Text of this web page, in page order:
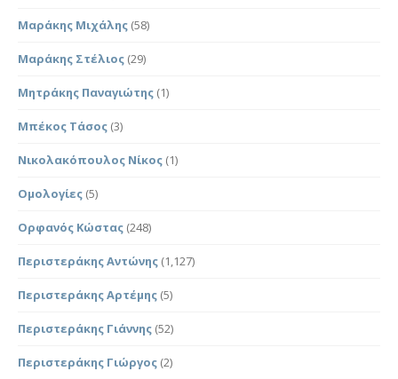
Μαράκης Μιχάλης (58)
Μαράκης Στέλιος (29)
Μητράκης Παναγιώτης (1)
Μπέκος Τάσος (3)
Νικολακόπουλος Νίκος (1)
Ομολογίες (5)
Ορφανός Κώστας (248)
Περιστεράκης Αντώνης (1,127)
Περιστεράκης Αρτέμης (5)
Περιστεράκης Γιάννης (52)
Περιστεράκης Γιώργος (2)